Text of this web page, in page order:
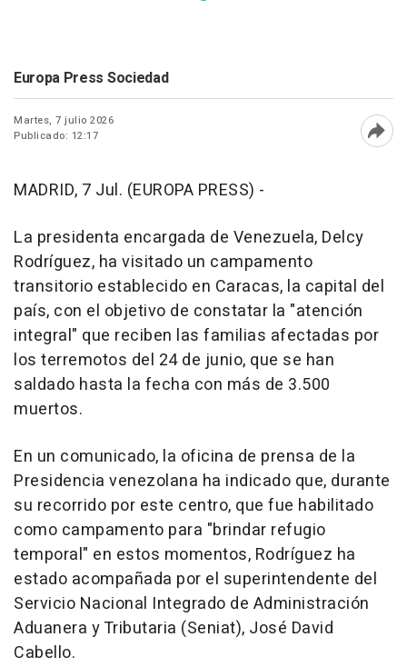
Europa Press Sociedad
Martes, 7 julio 2026
Publicado: 12:17
MADRID, 7 Jul. (EUROPA PRESS) -
La presidenta encargada de Venezuela, Delcy
Rodríguez, ha visitado un campamento
transitorio establecido en Caracas, la capital del
país, con el objetivo de constatar la "atención
integral" que reciben las familias afectadas por
los terremotos del 24 de junio, que se han
saldado hasta la fecha con más de 3.500
muertos.
En un comunicado, la oficina de prensa de la
Presidencia venezolana ha indicado que, durante
su recorrido por este centro, que fue habilitado
como campamento para "brindar refugio
temporal" en estos momentos, Rodríguez ha
estado acompañada por el superintendente del
Servicio Nacional Integrado de Administración
Aduanera y Tributaria (Seniat), José David
Cabello.